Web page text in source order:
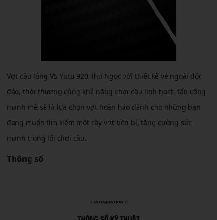
Vợt cầu lông VS Yutu 920 Thỏ Ngọc với thiết kế vẻ ngoài độc
đáo, thời thượng cùng khả năng chơi cầu linh hoạt, tấn công
mạnh mẽ sẽ là lựa chọn vợt hoàn hảo dành cho những bạn
đang muốn tìm kiếm một cây vợt bền bỉ, tăng cường sức
mạnh trong lối chơi cầu.
Thông số